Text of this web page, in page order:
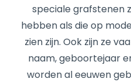
speciale grafstenen
hebben als die op
zien zijn. Ook zijn ze
naam, geboortejaar
worden al eeuwen